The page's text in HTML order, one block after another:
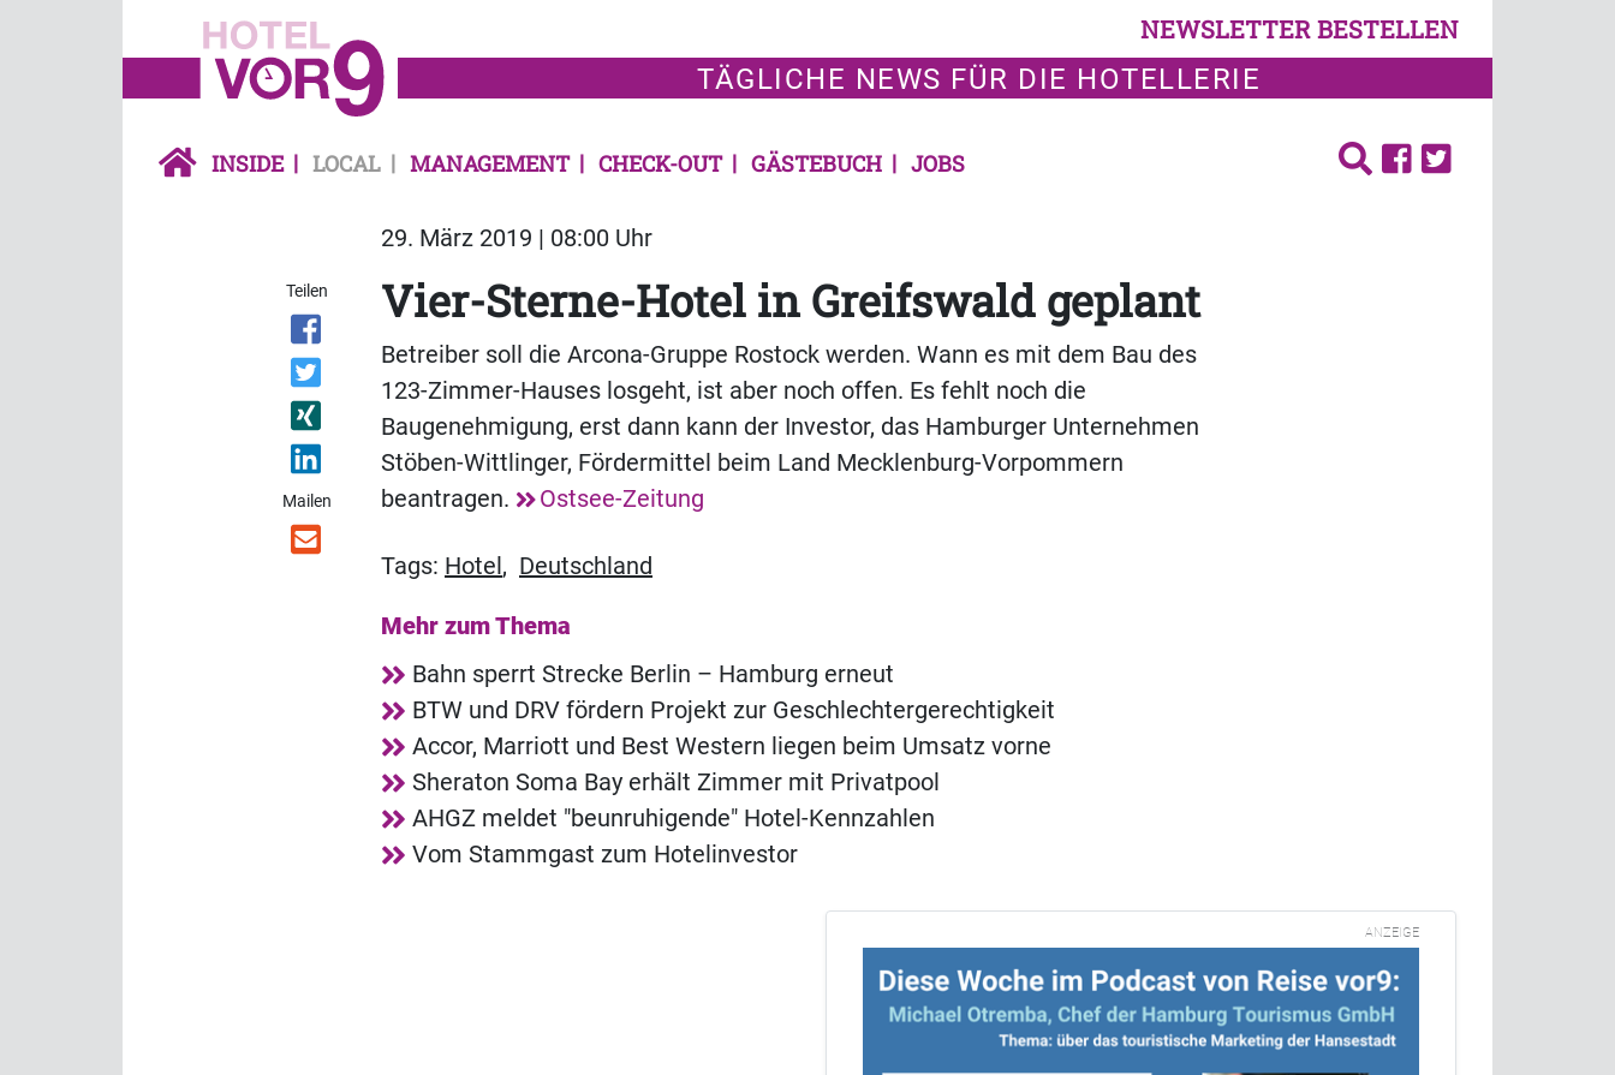
NEWSLETTER BESTELLEN
TÄGLICHE NEWS FÜR DIE HOTELLERIE
INSIDE LOCAL MANAGEMENT CHECK-OUT GÄSTEBUCH JOBS
29. März 2019 | 08:00 Uhr
Teilen
Mailen
Vier-Sterne-Hotel in Greifswald geplant
Betreiber soll die Arcona-Gruppe Rostock werden. Wann es mit dem Bau des
123-Zimmer-Hauses losgeht, ist aber noch offen. Es fehlt noch die
Baugenehmigung, erst dann kann der Investor, das Hamburger Unternehmen
Stöben-Wittlinger, Fördermittel beim Land Mecklenburg-Vorpommern
beantragen.
Ostsee-Zeitung
Tags: Hotel , Deutschland
Mehr zum Thema
Bahn sperrt Strecke Berlin – Hamburg erneut
BTW und DRV fördern Projekt zur Geschlechtergerechtigkeit
Accor, Marriott und Best Western liegen beim Umsatz vorne
Sheraton Soma Bay erhält Zimmer mit Privatpool
AHGZ meldet "beunruhigende" Hotel-Kennzahlen
Vom Stammgast zum Hotelinvestor
ANZEIGE